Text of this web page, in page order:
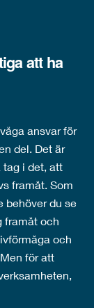
att ha
ansvar för
del. Det är
tag i det, att
framåt. Som
behöver du se
framåt och
och
för att